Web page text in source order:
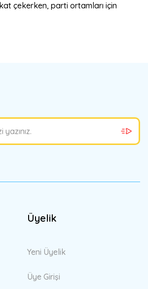
çekerken, parti ortamları için
Üyelik
Yeni Üyelik
Üye Girişi